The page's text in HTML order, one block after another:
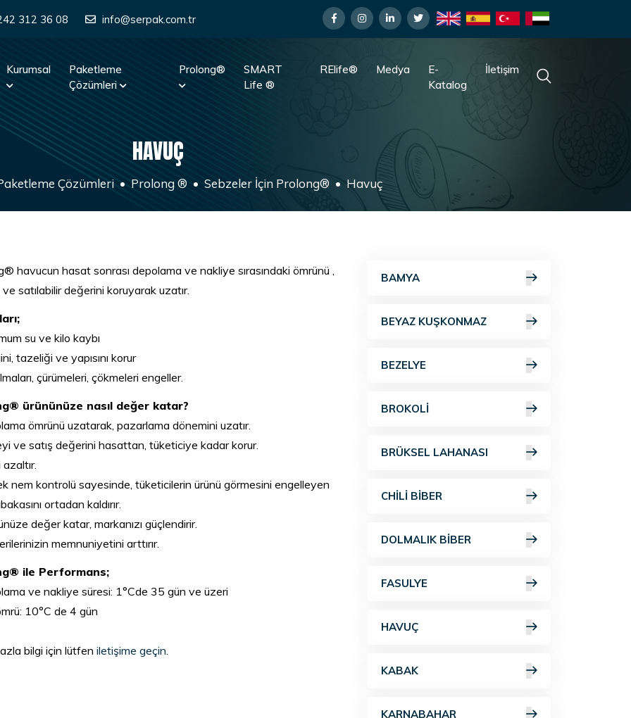
312 36 08 info@serpak.com.tr
Kurumsal
Paketleme
Çözümleri
Prolong®
SMART
Life ®
RElife® Medya
E-
Katalog
İletişim
HAVUÇ
Çözümleri Prolong ® Sebzeler İçin Prolong® Havuç
havucun hasat sonrası depolama ve nakliye sırasındaki ömrünü ,
satılabilir değerini koruyarak uzatır.
su ve kilo kaybı
tazeliği ve yapısını korur
çürümeleri, çökmeleri engeller.
ürününüze nasıl değer katar?
ömrünü uzatarak, pazarlama dönemini uzatır.
ve satış değerini hasattan, tüketiciye kadar korur.
nem kontrolü sayesinde, tüketicilerin ürünü görmesini engelleyen
ortadan kaldırır.
değer katar, markanızı güçlendirir.
memnuniyetini arttırır.
ile Performans;
ve nakliye süresi: 1°Cde 35 gün ve üzeri
10°C de 4 gün
bilgi için lütfen iletişime geçin.
BAMYA
BEYAZ KUŞKONMAZ
BEZELYE
BROKOLI
BRÜKSEL LAHANASI
CHILI BIBER
DOLMALIK BIBER
FASULYE
HAVUÇ
KABAK
KARNABAHAR